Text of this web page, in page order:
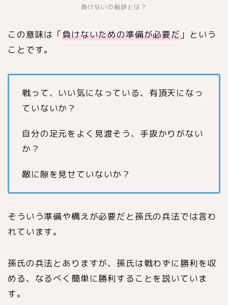
負けないの秘訣とは？
この意味は「負けないための準備が必要だ」という
ことです。
戦って、いい気になっている、有頂天になっ
ていないか？
自分の足元をよく見渡そう、手抜かりがない
か？
敵に隙を見せていないか？
そういう準備や構えが必要だと孫氏の兵法では言わ
れています。
孫氏の兵法とありますが、孫氏は戦わずに勝利を収
める、なるべく簡単に勝利することを説いていま
す。